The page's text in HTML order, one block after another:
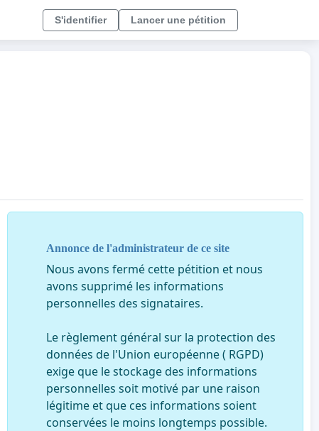
S'identifier Lancer une pétition
Annonce de l'administrateur de ce site
Nous avons fermé cette pétition et nous
avons supprimé les informations
personnelles des signataires.
Le règlement général sur la protection des
données de l'Union européenne ( RGPD)
exige que le stockage des informations
personnelles soit motivé par une raison
légitime et que ces informations soient
conservées le moins longtemps possible.